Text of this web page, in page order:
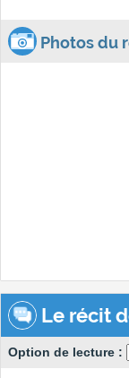
Photos du
Le récit
Option de lecture :